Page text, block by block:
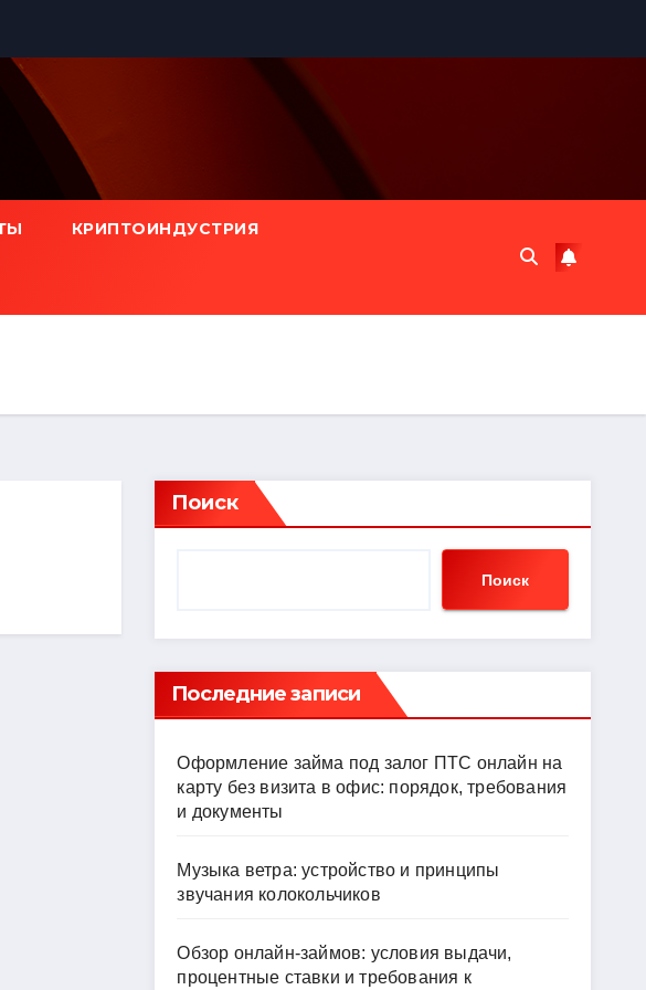
КРИПТОИНДУСТРИЯ
Поиск
Поиск
Последние записи
Оформление займа под залог ПТС онлайн на
карту без визита в офис: порядок, требования
и документы
Музыка ветра: устройство и принципы
звучания колокольчиков
Обзор онлайн-займов: условия выдачи,
процентные ставки и требования к